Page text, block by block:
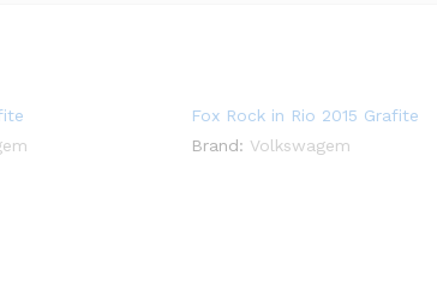
Fox Rock in Rio 2015 Grafite
Brand: Volkswagem